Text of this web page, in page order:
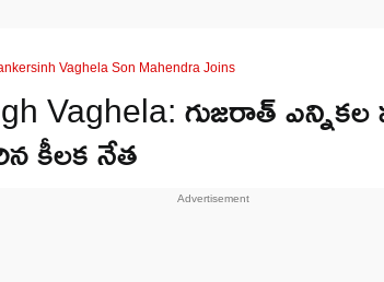
Vaghela Son Mahendra Joins
Vaghela: గుజరాత్ ఎన్నికల
కీలక నేత